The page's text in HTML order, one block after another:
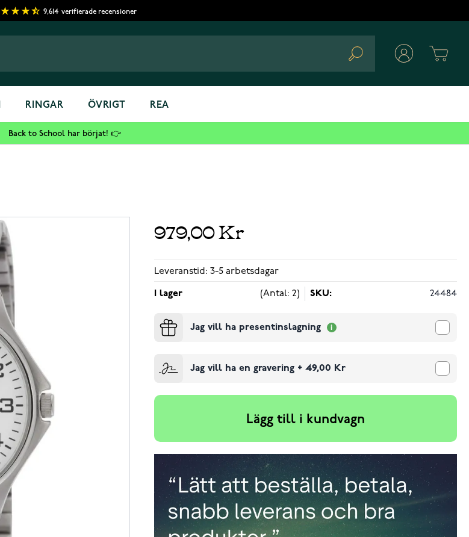
9,614 verifierade recensioner
Search
RINGAR ÖVRIGT REA
Back to School har börjat! 👉
979,00 Kr
Leveranstid: 3-5 arbetsdagar
I lager (Antal: 2) SKU: 24484
Jag vill ha presentinslagning
Jag vill ha en gravering+ 49,00 Kr
Lägg till i kundvagn